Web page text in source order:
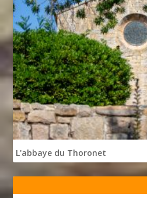
L'abbaye du Thoronet